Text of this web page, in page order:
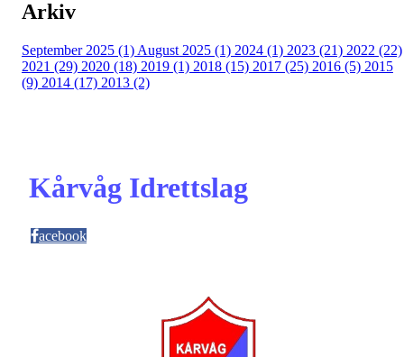
Arkiv
September 2025 (1) August 2025 (1) 2024 (1) 2023 (21) 2022 (22)
2021 (29) 2020 (18) 2019 (1) 2018 (15) 2017 (25) 2016 (5) 2015
(9) 2014 (17) 2013 (2)
Kårvåg Idrettslag
acebook